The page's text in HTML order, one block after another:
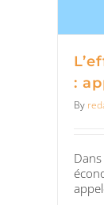
:
By